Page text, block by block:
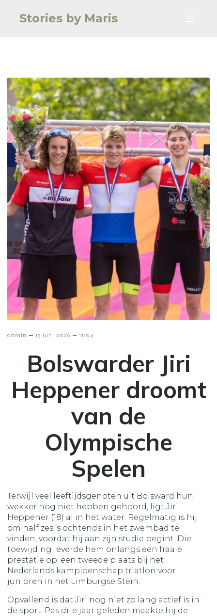
Stories by Maris
admin – 13 juni 2026 – 11:04
Bolswarder Jiri
Heppener droomt
van de
Olympische
Spelen
Terwijl veel leeftijdsgenoten uit Bolsward hun
wekker nog niet hebben gehoord, ligt Jiri
Heppener (18) al in het water. Regelmatig is hij
om half zes ’s ochtends in het zwembad te
vinden, voordat hij aan zijn studie begint. Die
toewijding leverde hem onlangs een fraaie
prestatie op: een tweede plaats bij het
Nederlands kampioenschap triatlon voor
junioren in het Limburgse Stein.
Opvallend is dat Jiri nog niet zo lang actief is in
de sport. Pas drie jaar geleden maakte hij de